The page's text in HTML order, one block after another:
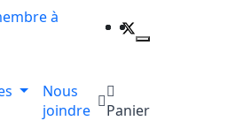
à
Nous
joindre
Panier